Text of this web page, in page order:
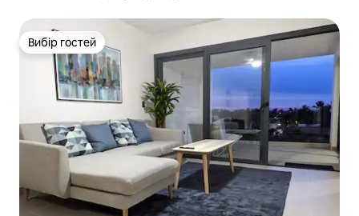
Вибір гостей
Вибір гостей